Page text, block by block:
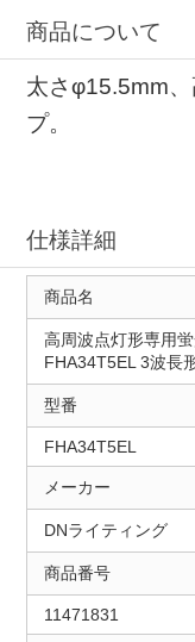
商品について
太さφ15.5mm
プ。
仕様詳細
商品名
高周波点灯形専用
FHA34T5EL 3波長
型番
FHA34T5EL
メーカー
DNライティング
商品番号
11471831